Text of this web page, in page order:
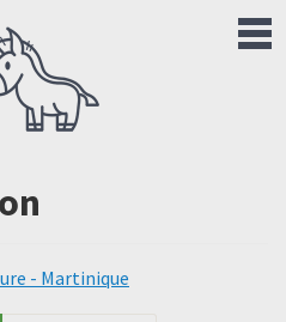
- Martinique